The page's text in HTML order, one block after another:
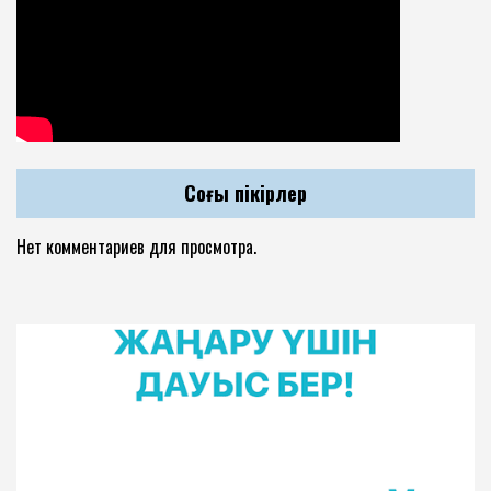
Соңғы пікірлер
Нет комментариев для просмотра.